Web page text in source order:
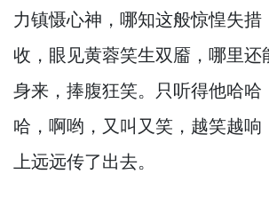
力镇慑心神， 哪知这般惊惶失措
收， 眼见黄蓉笑生双靥， 哪里还
身来， 捧腹狂笑。 只听得他哈哈
哈， 啊哟， 又叫又笑， 越笑越响
上远远传了出去。